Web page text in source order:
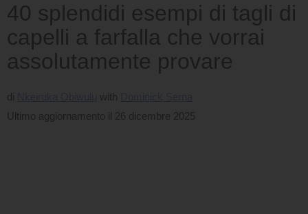
40 splendidi esempi di tagli di
capelli a farfalla che vorrai
assolutamente provare
di
Ultimo aggiornamento il 26 dicembre 2025